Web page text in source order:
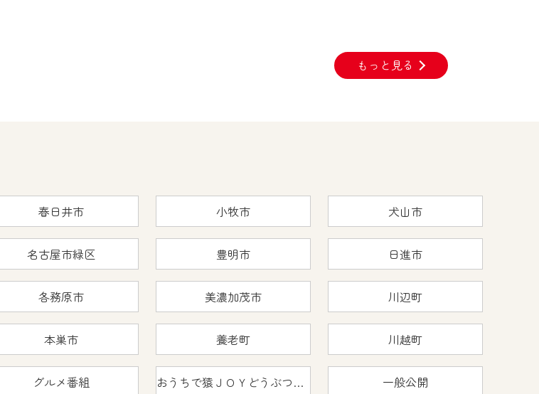
もっと見る
春日井市 小牧市 犬山市
名古屋市緑区 豊明市 日進市
各務原市 美濃加茂市 川辺町
本巣市 養老町 川越町
グルメ番組 おうちで猿ＪＯＹどうぶつえん 一般公開